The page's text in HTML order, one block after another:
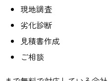
現地調査
劣化診断
見積書作成
ご相談